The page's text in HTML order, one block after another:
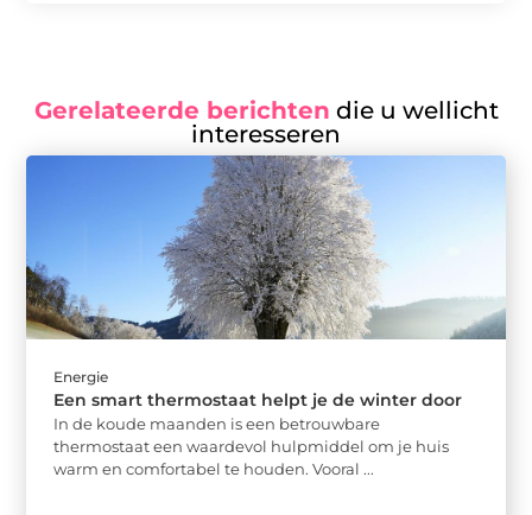
Gerelateerde berichten die u wellicht
interesseren
Energie
Een smart thermostaat helpt je de winter door
In de koude maanden is een betrouwbare
thermostaat een waardevol hulpmiddel om je huis
warm en comfortabel te houden. Vooral ...